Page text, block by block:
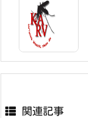
関連記事